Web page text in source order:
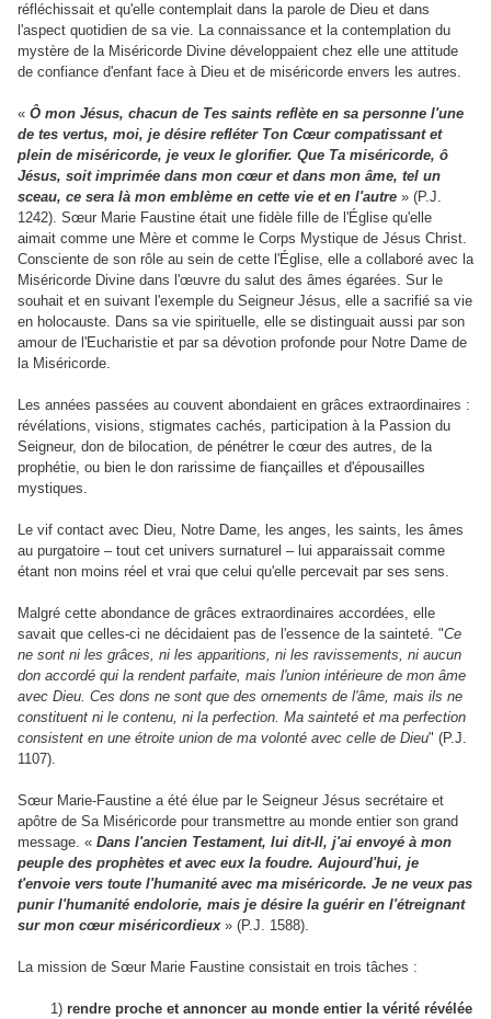
réfléchissait et qu'elle contemplait dans la parole de Dieu et dans
l'aspect quotidien de sa vie. La connaissance et la contemplation du
mystère de la Miséricorde Divine développaient chez elle une attitude
de confiance d'enfant face à Dieu et de miséricorde envers les autres.
« Ô mon Jésus, chacun de Tes saints reflète en sa personne l'une
de tes vertus, moi, je désire refléter Ton Cœur compatissant et
plein de miséricorde, je veux le glorifier. Que Ta miséricorde, ô
Jésus, soit imprimée dans mon cœur et dans mon âme, tel un
sceau, ce sera là mon emblème en cette vie et en l'autre » (P.J.
1242). Sœur Marie Faustine était une fidèle fille de l'Église qu'elle
aimait comme une Mère et comme le Corps Mystique de Jésus Christ.
Consciente de son rôle au sein de cette l'Église, elle a collaboré avec la
Miséricorde Divine dans l'œuvre du salut des âmes égarées. Sur le
souhait et en suivant l'exemple du Seigneur Jésus, elle a sacrifié sa vie
en holocauste. Dans sa vie spirituelle, elle se distinguait aussi par son
amour de l'Eucharistie et par sa dévotion profonde pour Notre Dame de
la Miséricorde.
Les années passées au couvent abondaient en grâces extraordinaires :
révélations, visions, stigmates cachés, participation à la Passion du
Seigneur, don de bilocation, de pénétrer le cœur des autres, de la
prophétie, ou bien le don rarissime de fiançailles et d'épousailles
mystiques.
Le vif contact avec Dieu, Notre Dame, les anges, les saints, les âmes
au purgatoire – tout cet univers surnaturel – lui apparaissait comme
étant non moins réel et vrai que celui qu'elle percevait par ses sens.
Malgré cette abondance de grâces extraordinaires accordées, elle
savait que celles-ci ne décidaient pas de l'essence de la sainteté. "Ce
ne sont ni les grâces, ni les apparitions, ni les ravissements, ni aucun
don accordé qui la rendent parfaite, mais l'union intérieure de mon âme
avec Dieu. Ces dons ne sont que des ornements de l'âme, mais ils ne
constituent ni le contenu, ni la perfection. Ma sainteté et ma perfection
consistent en une étroite union de ma volonté avec celle de Dieu" (P.J.
1107).
Sœur Marie-Faustine a été élue par le Seigneur Jésus secrétaire et
apôtre de Sa Miséricorde pour transmettre au monde entier son grand
message. « Dans l'ancien Testament, lui dit-Il, j'ai envoyé à mon
peuple des prophètes et avec eux la foudre. Aujourd'hui, je
t'envoie vers toute l'humanité avec ma miséricorde. Je ne veux pas
punir l'humanité endolorie, mais je désire la guérir en l'étreignant
sur mon cœur miséricordieux» (P.J. 1588).
La mission de Sœur Marie Faustine consistait en trois tâches :
1) rendre proche et annoncer au monde entier la vérité révélée